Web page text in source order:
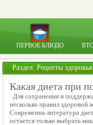
ПЕРВОЕ БЛЮДО
Раздел: Рецепты
Какая диета при
Для сохранения и
несколько правил здоровой
Современна литература
остается только выбрать